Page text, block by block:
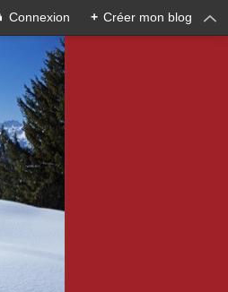
Connexion + Créer mon blog